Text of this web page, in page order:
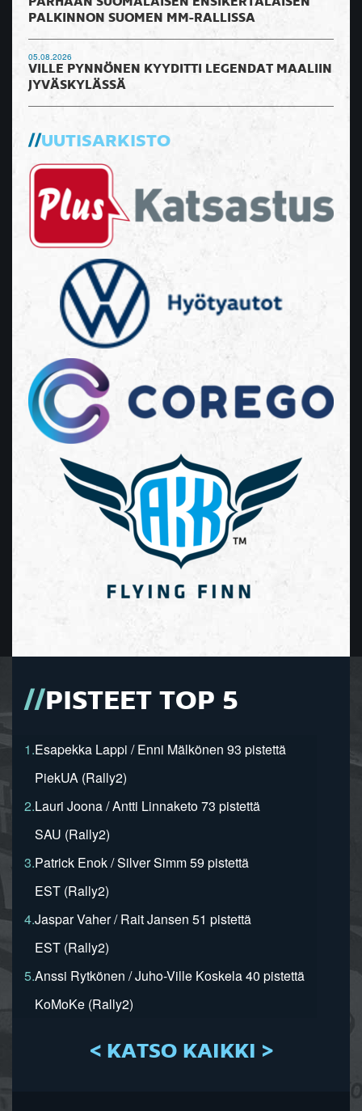
PARHAAN SUOMALAISEN ENSIKERTALAISEN
PALKINNON SUOMEN MM-RALLISSA
05.08.2026
VILLE PYNNÖNEN KYYDITTI LEGENDAT MAALIIN
JYVÄSKYLÄSSÄ
UUTISARKISTO
PISTEET TOP 5
1.Esapekka Lappi / Enni Mälkönen 93 pistettä
PiekUA (Rally2)
2.Lauri Joona / Antti Linnaketo 73 pistettä
SAU (Rally2)
3.Patrick Enok / Silver Simm 59 pistettä
EST (Rally2)
4.Jaspar Vaher / Rait Jansen 51 pistettä
EST (Rally2)
5.Anssi Rytkönen / Juho-Ville Koskela 40 pistettä
KoMoKe (Rally2)
< KATSO KAIKKI >